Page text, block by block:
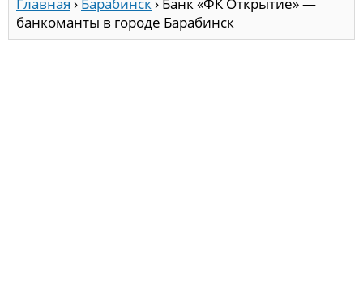
банкоманты в городе Барабинск